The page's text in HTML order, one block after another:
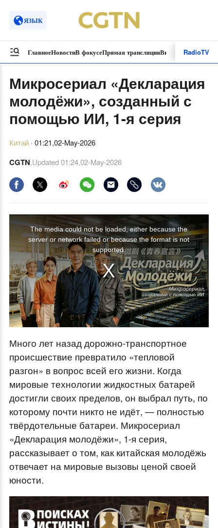
ЯЗЫК
ГлавноеНовостиВ фокусеПрямая трансляцияВидеоролики
RadioTV
Микросериал «Декларация
молодёжи», созданный с
помощью ИИ, 1-я серия
Китай· 01:21,02-May-2026
CGTN,Updated01:24,02-May-2026
T
i
s
i
s
a
m
o
d
a
l
w
i
n
d
o
w
.
The media could not be loaded, either because the
server or network failed or because the format is not
supported.
Много лет назад дорожно-транспортное
происшествие превратило «тепловой
разгон» в вопрос всей его жизни. Когда
мировые технологии жидкостных батарей
достигли своих пределов, он выбрал путь, по
которому почти никто не идёт, — полностью
твёрдотельные батареи. Микросериал
«Декларация молодёжи», 1-я серия,
рассказывает о том, как китайская молодёжь
отвечает на мировые вызовы ценой своей
юности.